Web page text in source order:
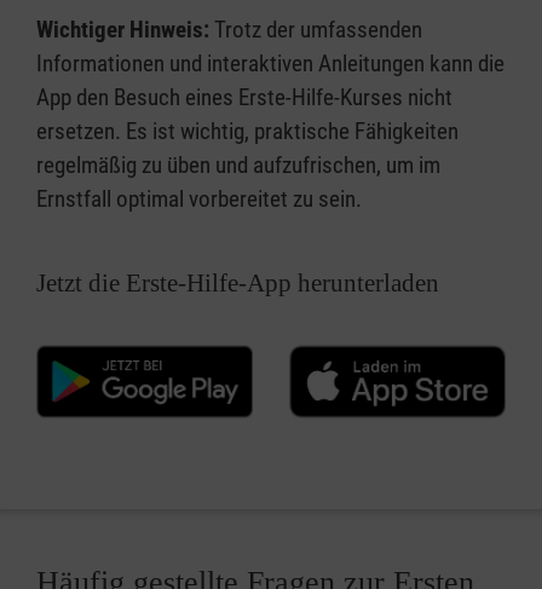
Wichtiger Hinweis: Trotz der umfassenden
Informationen und interaktiven Anleitungen kann die
App den Besuch eines Erste-Hilfe-Kurses nicht
ersetzen. Es ist wichtig, praktische Fähigkeiten
regelmäßig zu üben und aufzufrischen, um im
Ernstfall optimal vorbereitet zu sein.
Jetzt die Erste-Hilfe-App herunterladen